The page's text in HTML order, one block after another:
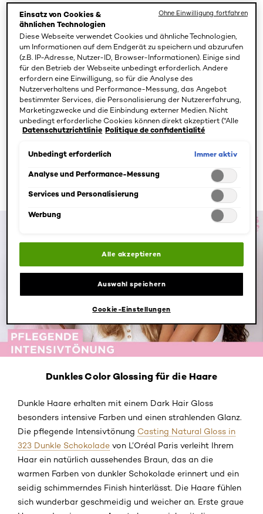
Bei einem Glossing legen sich die enthaltenen Pigmente
und Inhaltsstoffe dicht um das Haar herum an. Die
Farben dringen nicht in die Haarstruktur ein und die
Oberfläche des Haares wird nicht aufgeraut, wie es bei
einer dauerhaften Coloration der Fall sein kann.
Stattdessen wird die Haarstruktur geglättet und sogar
teilweise repariert, was für einen ultimativen Glanz sorgt.
Dieser Effekt zeigt sich besonders stark im natürlichen
Sonnenlicht, jedoch auch unter künstlicher Beleuchtung.
Tönung zu vergleichen. Allerdings gibt es nicht nur
Glossing mit Farbe, sondern auch farbloses Glossing für
Haare, die ihren ursprünglichen Ton behalten sollen.2
Dunkles Color Glossing für die Haare
Dunkle Haare erhalten mit einem Dark Hair Gloss
besonders intensive Farben und einen strahlenden Glanz.
Die pflegende Intensivtönung Casting Natural Gloss in
323 Dunkle Schokolade von L’Oréal Paris verleiht Ihrem
Haar ein natürlich aussehendes Braun, das an die
warmen Farben von dunkler Schokolade erinnert und ein
seidig schimmerndes Finish hinterlässt. Die Haare fühlen
sich wunderbar geschmeidig und weicher an. Erste graue
Einsatz von Cookies &
ähnlichen Technologien
Diese Webseite verwendet Cookies und ähnliche Technologien,
um Informationen auf dem Endgerät zu speichern und abzurufen
(z.B. IP-Adresse, Nutzer-ID, Browser-Informationen). Einige sind
für den Betrieb der Webseite unbedingt erforderlich. Andere
erfordern eine Einwilligung, so für die Analyse des
Nutzerverhaltens und Performance-Messung, das Angebot
bestimmter Services, die Personalisierung der Nutzererfahrung,
Marketingzwecke und die Einbindung externer Medien. Nicht
unbedingt erforderliche Cookies können direkt akzeptiert ("Alle
akzeptieren") oder abgelehnt ("Ohne Einwilligung fortfahren")
ebenfalls möglich und speicherbar ("Auswahl speichern"). Die
angepasst werden. Für weitere Informationen s. unsere
Datenschutzrichtlinie Politique de confidentialité
Unbedingt erforderlich Immer aktiv
Analyse und Performance-Messung
Services und Personalisierung
Werbung
Alle akzeptieren
Auswahl speichern
Cookie-Einstellungen
Ohne Einwilligung fortfahren